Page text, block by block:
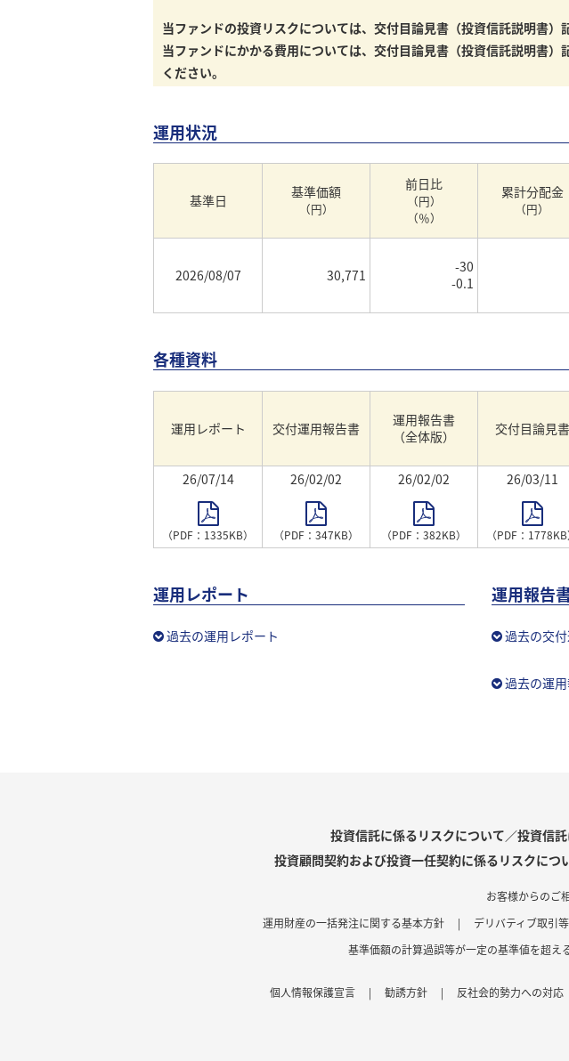
当ファンドの投資リスクについては、交付目論見書（投資信託説明書）
当ファンドにかかる費用については、交付目論見書（投資信託説明書
ください。
運用状況
基準日 基準価額
（円）
前日比
（円）
（％）
累計分配金
（円）
2026/08/07 30,771
-30
-0.1
各種資料
運用レポート 交付運用報告書
運用報告書
（全体版）
交付目論見書
26/07/14
（PDF：1335KB）
26/02/02
（PDF：347KB）
26/02/02
（PDF：382KB）
26/03/11
（PDF：1778KB
運用レポート
過去の運用レポート
運用報告
過去の交
過去の運用
投資信託に係るリスクについて／投資信
投資顧問契約および投資一任契約に係るリスクに
お客様からのご
運用財産の一括発注に関する基本方針
| デリバティブ取引
基準価額の計算過誤等が一定の基準値を超え
個人情報保護宣言 | 勧誘方針 | 反社会的勢力への対応